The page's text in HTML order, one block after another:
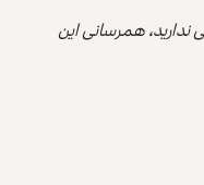
همرسانی این